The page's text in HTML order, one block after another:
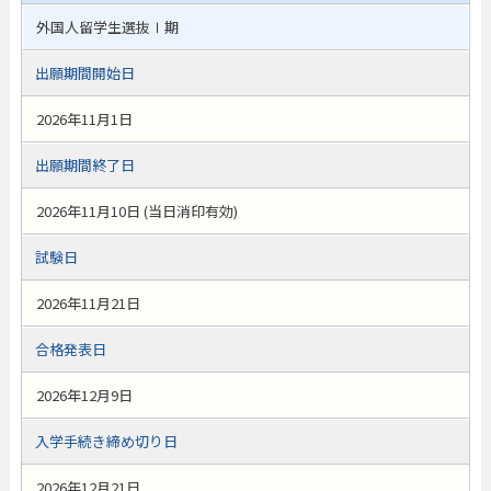
外国人留学生選抜Ⅰ期
出願期間開始日
2026年11月1日
出願期間終了日
2026年11月10日 (当日消印有効)
試験日
2026年11月21日
合格発表日
2026年12月9日
入学手続き締め切り日